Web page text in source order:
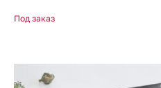
Под заказ